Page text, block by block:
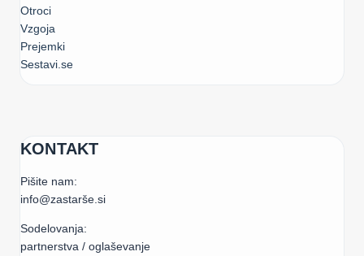
Otroci
Vzgoja
Prejemki
Sestavi.se
KONTAKT
Pišite nam:
info@zastarše.si
Sodelovanja:
partnerstva / oglaševanje